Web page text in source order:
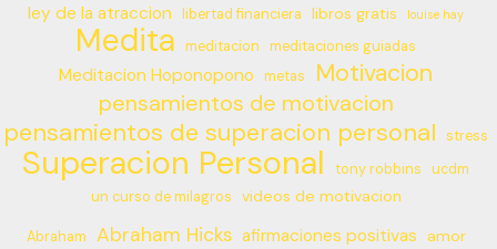
ley de la atraccion libertad financiera libros gratis louise hay
Medita meditacion meditaciones guiadas
Meditacion Hoponopono metas Motivacion
pensamientos de motivacion
pensamientos de superacion personal stress
Superacion Personal tony robbins
ucdm
un curso de milagros
videos de motivacion
Abraham Abraham Hicks afirmaciones positivas
amor